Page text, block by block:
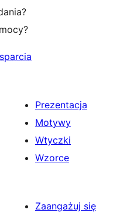
Prezentacja
Motywy
Wtyczki
Wzorce
Zaangażuj się